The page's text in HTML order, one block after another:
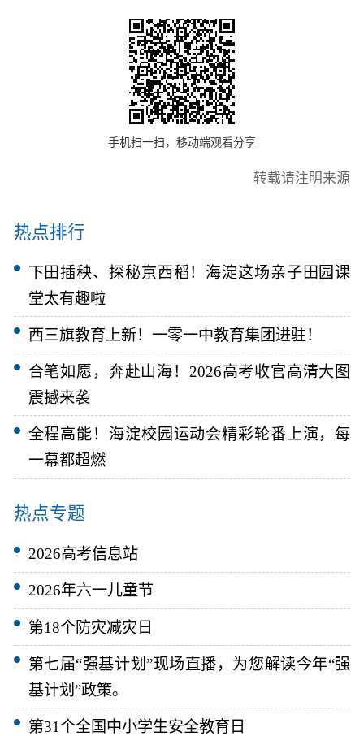
手机扫一扫，移动端观看分享
转载请注明来源
热点排行
下田插秧、探秘京西稻！海淀这场亲子田园课
堂太有趣啦
西三旗教育上新！一零一中教育集团进驻！
合笔如愿，奔赴山海！2026高考收官高清大图
震撼来袭
全程高能！海淀校园运动会精彩轮番上演，每
一幕都超燃
热点专题
2026高考信息站
2026年六一儿童节
第18个防灾减灾日
第七届“强基计划”现场直播，为您解读今年“强
基计划”政策。
第31个全国中小学生安全教育日